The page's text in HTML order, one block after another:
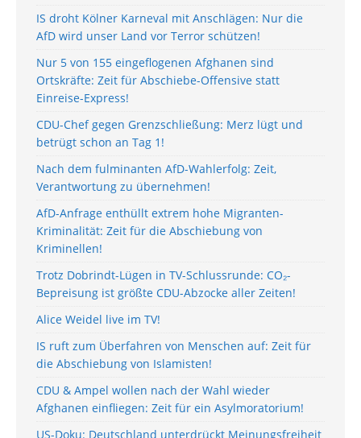
IS droht Kölner Karneval mit Anschlägen: Nur die
AfD wird unser Land vor Terror schützen!
Nur 5 von 155 eingeflogenen Afghanen sind
Ortskräfte: Zeit für Abschiebe-Offensive statt
Einreise-Express!
CDU-Chef gegen Grenzschließung: Merz lügt und
betrügt schon an Tag 1!
Nach dem fulminanten AfD-Wahlerfolg: Zeit,
Verantwortung zu übernehmen!
AfD-Anfrage enthüllt extrem hohe Migranten-
Kriminalität: Zeit für die Abschiebung von
Kriminellen!
Trotz Dobrindt-Lügen in TV-Schlussrunde: CO₂-
Bepreisung ist größte CDU-Abzocke aller Zeiten!
Alice Weidel live im TV!
IS ruft zum Überfahren von Menschen auf: Zeit für
die Abschiebung von Islamisten!
CDU & Ampel wollen nach der Wahl wieder
Afghanen einfliegen: Zeit für ein Asylmoratorium!
US-Doku: Deutschland unterdrückt Meinungsfreiheit